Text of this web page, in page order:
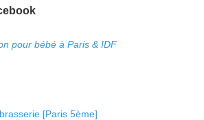
pour bébé à Paris & IDF
[Paris 5ème]